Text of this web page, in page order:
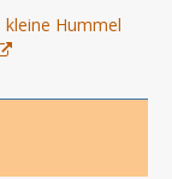
Hummel